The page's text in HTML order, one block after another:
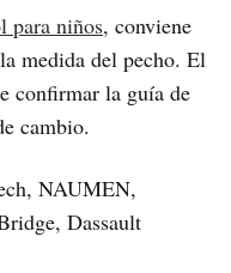
para niños, conviene
medida del pecho. El
confirmar la guía de
cambio.
NAUMEN,
Dassault